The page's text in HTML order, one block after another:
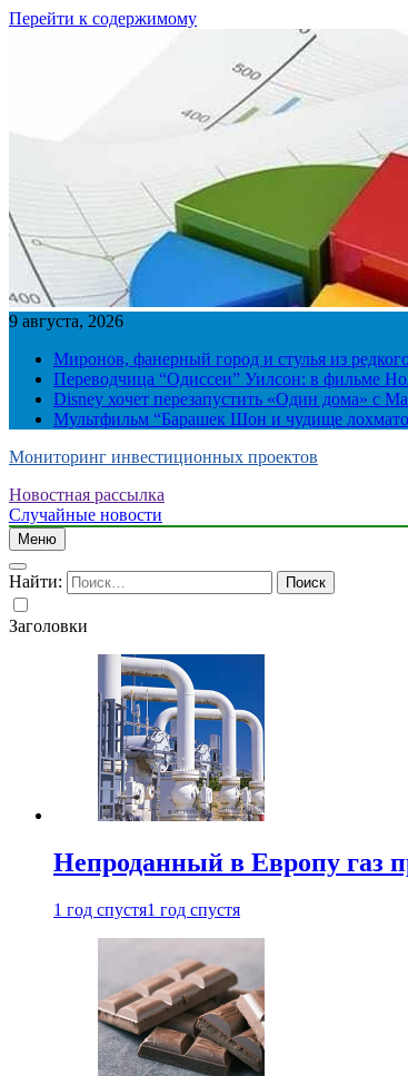
Перейти к содержимому
9 августа, 2026
Миронов, фанерный город и стулья из
Переводчица “Одиссеи” Уилсон: в фильме
Disney хочет перезапустить «Один дома» с
Мультфильм “Барашек Шон и чудище
Мониторинг инвестиционных проектов
Новостная рассылка
Случайные новости
Меню
Найти:
Заголовки
Непроданный в Европу газ
1 год спустя1 год спустя